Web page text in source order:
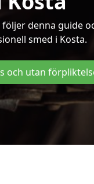
denna guide
smed i Kosta.
och utan